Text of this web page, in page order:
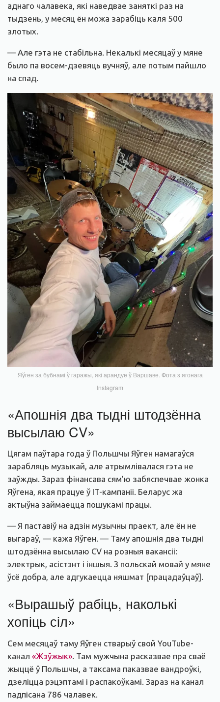
аднаго чалавека, які наведвае заняткі раз на
тыдзень, у месяц ён можа зарабіць каля 500
злотых.
— Але гэта не стабільна. Некалькі месяцаў у мяне
было па восем-дзевяць вучняў, але потым пайшло
на спад.
Яўген за бубнамі ў гаражы, які арандуе ў Варшаве. Фота з ягонага
Instagram
«Апошнія два тыдні штодзённа
высылаю CV»
Цягам паўтара года ў Польшчы Яўген намагаўся
зарабляць музыкай, але атрымлівалася гэта не
заўжды. Зараз фінансава сям’ю забяспечвае жонка
Яўгена, якая працуе ў IT-кампаніі. Беларус жа
актыўна займаецца пошукамі працы.
— Я паставіў на адзін музычны праект, але ён не
выгараў, — кажа Яўген. — Таму апошнія два тыдні
штодзённа высылаю CV на розныя вакансіі:
электрык, асістэнт і іншыя. З польскай мовай у мяне
ўсё добра, але адгукаецца няшмат [працадаўцаў].
«Вырашыў рабіць, наколькі
хопіць сіл»
Сем месяцаў таму Яўген стварыў свой YouTube-
канал «Жэўжык» . Там мужчына расказвае пра сваё
жыццё ў Польшчы, а таксама паказвае вандроўкі,
дзеліцца рэцэптамі і распакоўкамі. Зараз на канал
падпісана 786 чалавек.